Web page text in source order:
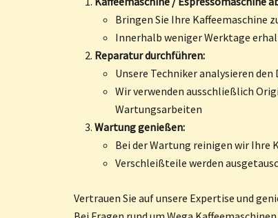
Bringen Sie Ihre Kaffeemaschine
Innerhalb weniger Werktage
Reparatur durchführen:
Unsere Techniker analysieren
Wir verwenden ausschließlich
Wartungsarbeiten
Wartung genießen:
Bei der Wartung reinigen wir Ihre
Verschleißteile werden
Vertrauen Sie auf unsere Expertise und